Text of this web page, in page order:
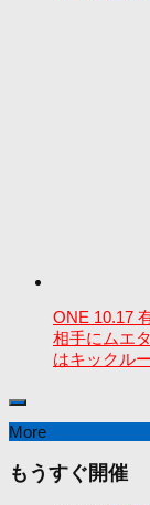
ONE 10.17
相手にムエ
はキックル
More
もうすぐ開催